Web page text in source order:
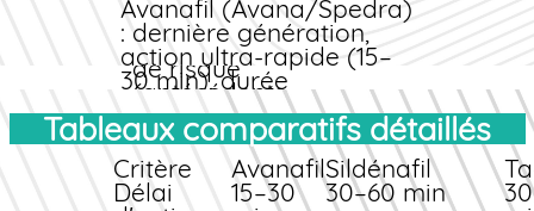
permet de détecter
d'éventuels facteurs
de risque
(antécédents
d'infarctus, angine de
poitrine instable,
hypotension sévère,
insuffisance hépatique
Avanafil (Avana/Spedra)
: dernière génération,
action ultra-rapide (15–
30 min), durée
intermédiaire.
Avantages spécifiques
de l'avanafil
L'avanafil se distingue
Tableaux comparatifs détaillés
Critère AvanafilSildénafil
Délai 15–30 30–60 min